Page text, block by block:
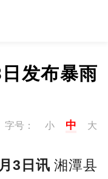
发布暴雨
字号： 小 中 大
3日讯湘潭县